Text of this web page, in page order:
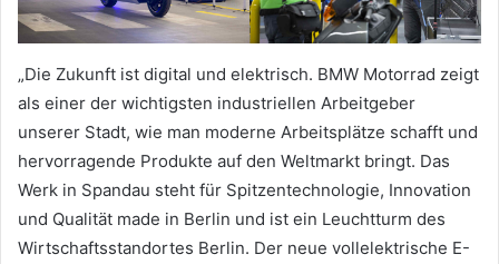
„Die Zukunft ist digital und elektrisch. BMW Motorrad zeigt
als einer der wichtigsten industriellen Arbeitgeber
unserer Stadt, wie man moderne Arbeitsplätze schafft und
hervorragende Produkte auf den Weltmarkt bringt. Das
Werk in Spandau steht für Spitzentechnologie, Innovation
und Qualität made in Berlin und ist ein Leuchtturm des
Wirtschaftsstandortes Berlin. Der neue vollelektrische E-